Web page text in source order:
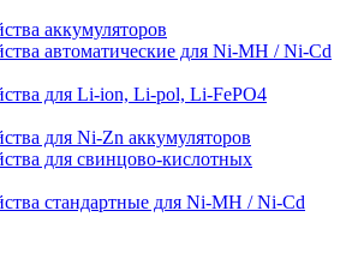
аккумуляторов
автоматические для Ni-MH / Ni-Cd
для Li-ion, Li-pol, Li-FePO4
для Ni-Zn аккумуляторов
для свинцово-кислотных
стандартные для Ni-MH / Ni-Cd